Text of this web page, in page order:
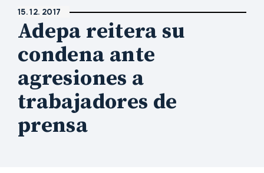
15. 12. 2017
Adepa reitera su
condena ante
agresiones a
trabajadores de
prensa